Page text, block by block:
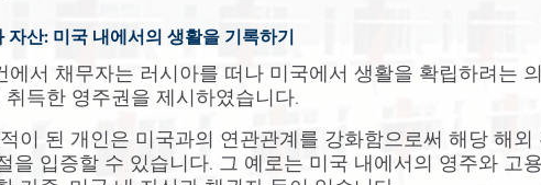
자산: 미국 내에서의 생활을 기록하기
에서 채무자는 러시아를 떠나 미국에서 생활을 확립하려는
득한 영주권을 제시하였습니다.
이 된 개인은 미국과의 연관관계를 강화함으로써 해당 해외
을 입증할 수 있습니다. 그 예로는 미국 내에서의 영주와 고